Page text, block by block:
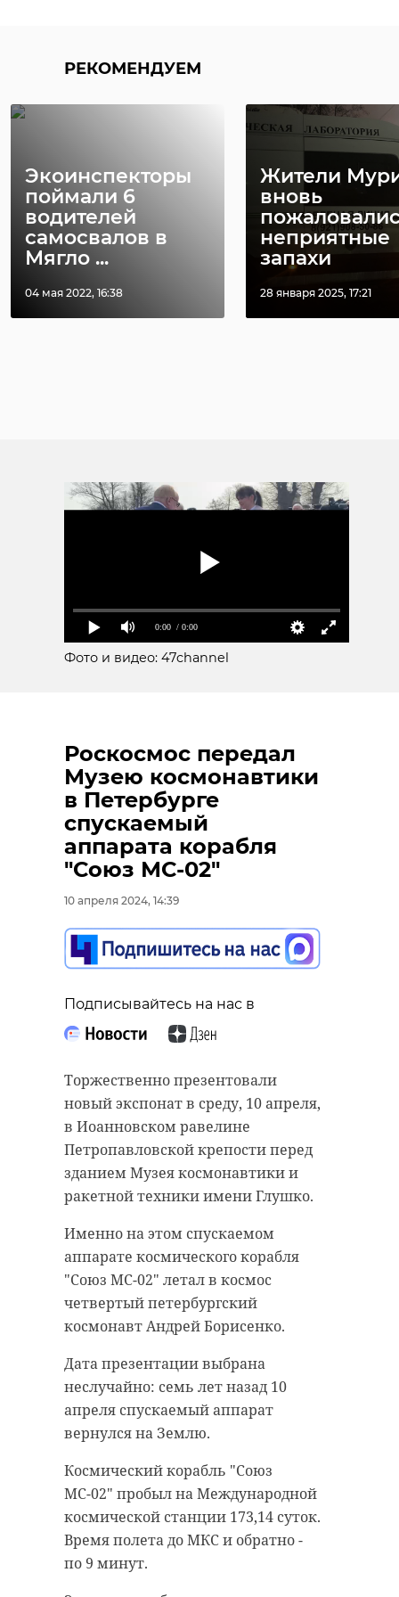
РЕКОМЕНДУЕМ
Экоинспекторы
поймали 6
водителей
самосвалов в
Мягло ...
04 мая 2022, 16:38
Жители
вновь
неприятные
запахи
28 января 2025, 17:21
0:00 / 0:00
Фото и видео: 47channel
Роскосмос передал
Музею космонавтики
в Петербурге
спускаемый
аппарата корабля
"Союз МС-02"
10 апреля 2024, 14:39
Подписывайтесь на нас в
Торжественно презентовали
новый экспонат в среду, 10 апреля,
в Иоанновском равелине
Петропавловской крепости перед
зданием Музея космонавтики и
ракетной техники имени Глушко.
Именно на этом спускаемом
аппарате космического корабля
"Союз МС-02" летал в космос
четвертый петербургский
космонавт Андрей Борисенко.
Дата презентации выбрана
неслучайно: семь лет назад 10
апреля спускаемый аппарат
вернулся на Землю.
Космический корабль "Союз
МС-02" пробыл на Международной
космической станции 173,14 суток.
Время полета до МКС и обратно -
по 9 минут.